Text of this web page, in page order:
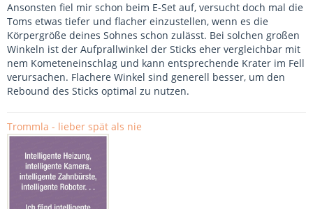
Ansonsten fiel mir schon beim E-Set auf, versucht doch mal die
Toms etwas tiefer und flacher einzustellen, wenn es die
Körpergröße deines Sohnes schon zulässt. Bei solchen großen
Winkeln ist der Aufprallwinkel der Sticks eher vergleichbar mit
nem Kometeneinschlag und kann entsprechende Krater im Fell
verursachen. Flachere Winkel sind generell besser, um den
Rebound des Sticks optimal zu nutzen.
Trommla - lieber spät als nie